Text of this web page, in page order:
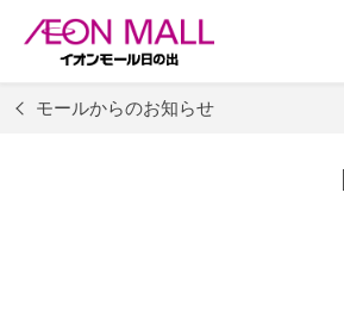
モールからのお知らせ